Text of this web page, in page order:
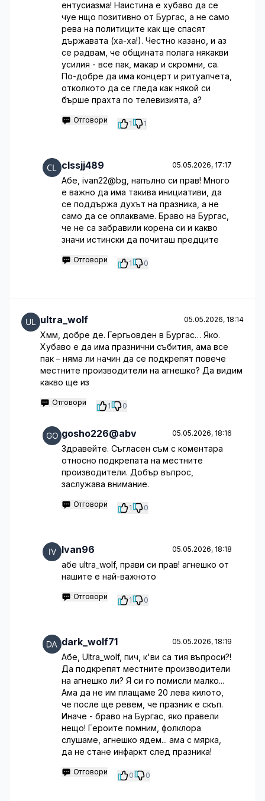
ентусиазма! Наистина е хубаво да се
чуе нщо позитивно от Бургас, а не само
рева на политиците как ще спасят
държавата (ха-ха!). Честно казано, и аз
се радвам, че общината полага някакви
усилия - все пак, макар и скромни, са.
По-добре да има концерт и ритуалчета,
отколкото да се гледа как някой си
бърше прахта по телевизията, а?
Отговори 1 1
clssjj489 05.05.2026, 17:17
Абе, ivan22@bg, напълно си прав! Много
е важно да има такива инициативи, да
се поддържа духът на празника, а не
само да се оплакваме. Браво на Бургас,
че не са забравили корена си и какво
значи истински да почиташ предците
Отговори 1 0
ultra_wolf 05.05.2026, 18:14
Хмм, добре де. Гергьовден в Бургас… Яко.
Хубаво е да има празнични събития, ама все
пак – няма ли начин да се подкрепят повече
местните производители на агнешко? Да видим
какво ще из
Отговори 1 0
gosho226@abv 05.05.2026, 18:16
Здравейте. Съгласен съм с коментара
относно подкрепата на местните
производители. Добър въпрос,
заслужава внимание.
Отговори 1 0
Ivan96 05.05.2026, 18:18
абе ultra_wolf, прави си прав! агнешко от
нашите е най-важното
Отговори 1 0
dark_wolf71 05.05.2026, 18:19
Абе, Ultra_wolf, пич, к'ви са тия въпроси?!
Да подкрепят местните производители
на агнешко ли? Я си го помисли малко...
Ама да не им плащаме 20 лева килото,
че после ще ревем, че празник е скъп.
Иначе - браво на Бургас, яко правели
нещо! Героите помним, фолклора
слушаме, агнешко ядем... ама с мярка,
да не стане инфаркт след празника!
Отговори 0 0